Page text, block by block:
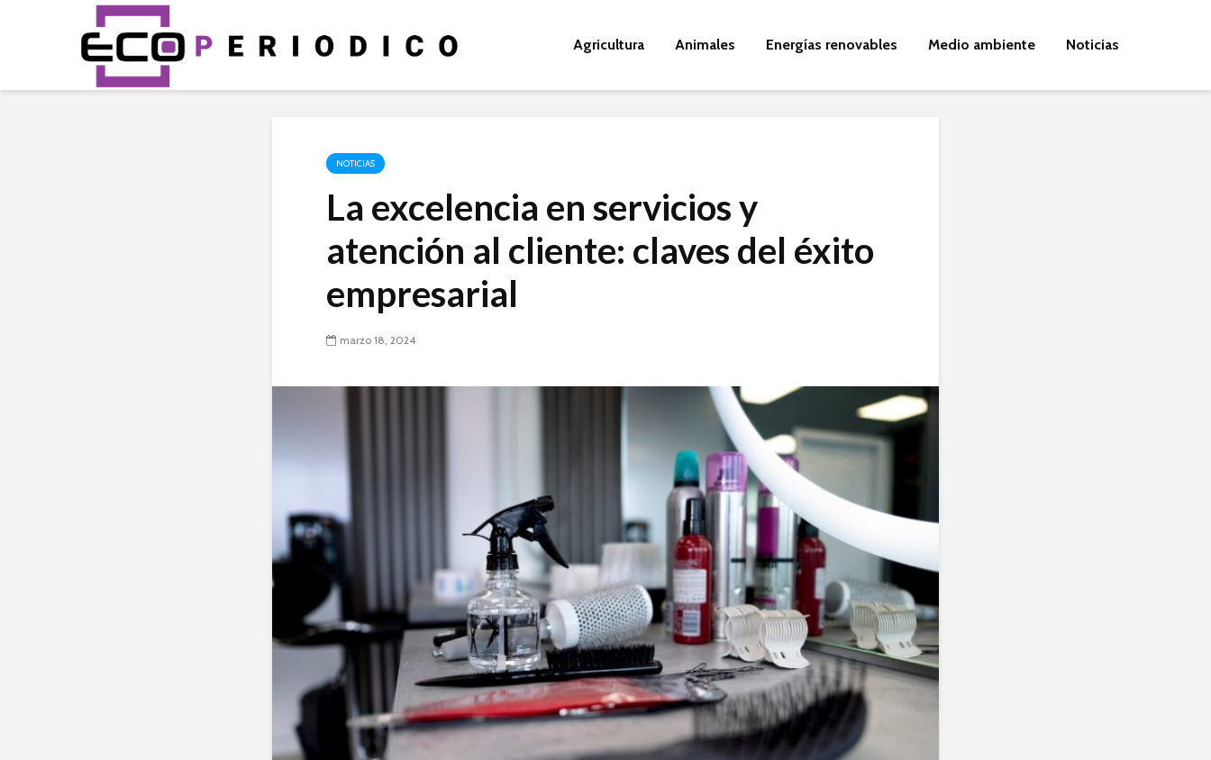
Agricultura Animales Energías renovables Medio ambiente Noticias
NOTICIAS
La excelencia en servicios y
atención al cliente: claves del éxito
empresarial
marzo 18, 2024